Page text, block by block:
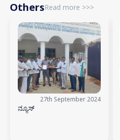
OthersRead more >>>
27th September 2024
ನ್ಯೂಸ್